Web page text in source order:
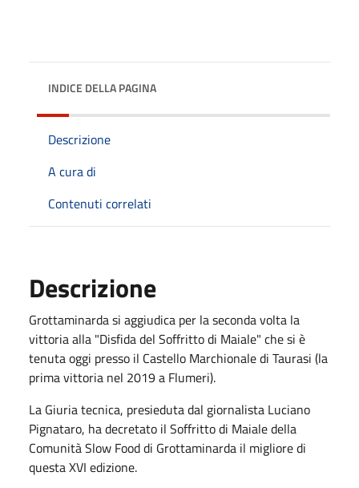
INDICE DELLA PAGINA
Descrizione
A cura di
Contenuti correlati
Descrizione
Grottaminarda si aggiudica per la seconda volta la
vittoria alla "Disfida del Soffritto di Maiale" che si è
tenuta oggi presso il Castello Marchionale di Taurasi (la
prima vittoria nel 2019 a Flumeri).
La Giuria tecnica, presieduta dal giornalista Luciano
Pignataro, ha decretato il Soffritto di Maiale della
Comunità Slow Food di Grottaminarda il migliore di
questa XVI edizione.